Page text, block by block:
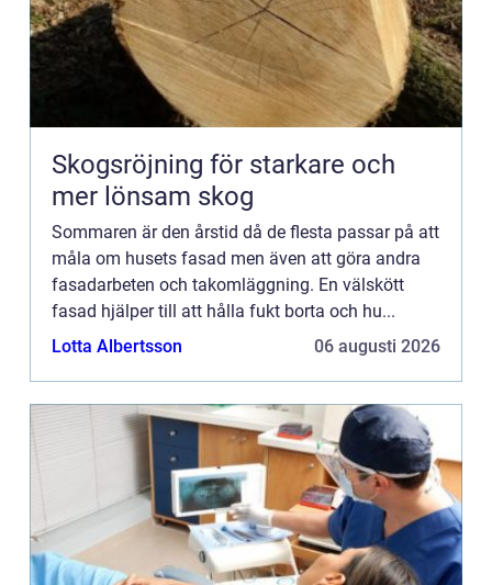
Skogsröjning för starkare och
mer lönsam skog
Sommaren är den årstid då de flesta passar på att
måla om husets fasad men även att göra andra
fasadarbeten och takomläggning. En välskött
fasad hjälper till att hålla fukt borta och hu...
Lotta Albertsson
06 augusti 2026